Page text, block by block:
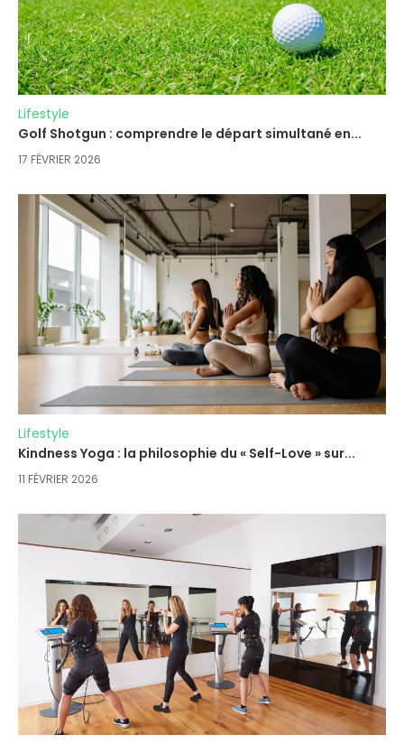
Lifestyle
Golf Shotgun : comprendre le départ simultané en...
17 FÉVRIER 2026
Lifestyle
Kindness Yoga : la philosophie du « Self-Love » sur...
11 FÉVRIER 2026